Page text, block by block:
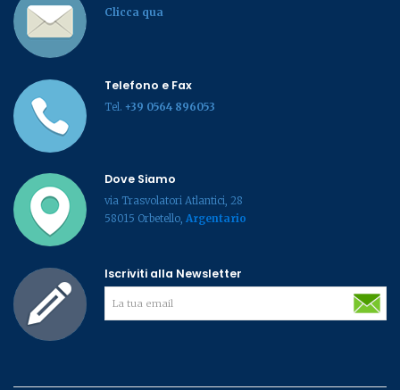
Clicca qua
Telefono e Fax
Tel. +39 0564 896053
Dove Siamo
via Trasvolatori Atlantici, 28
58015 Orbetello, Argentario
Iscriviti alla Newsletter